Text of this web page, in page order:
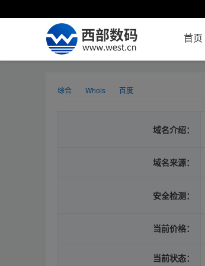
首页
综合 Whois 百度
域名介绍：
域名来源：
安全检测：
当前价格：
当前状态：